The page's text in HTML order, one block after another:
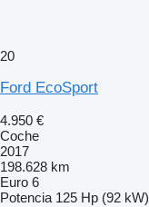
20
Ford EcoSport
4.950 €
Coche
2017
198.628 km
Euro 6
Potencia 125 Hp (92 kW)